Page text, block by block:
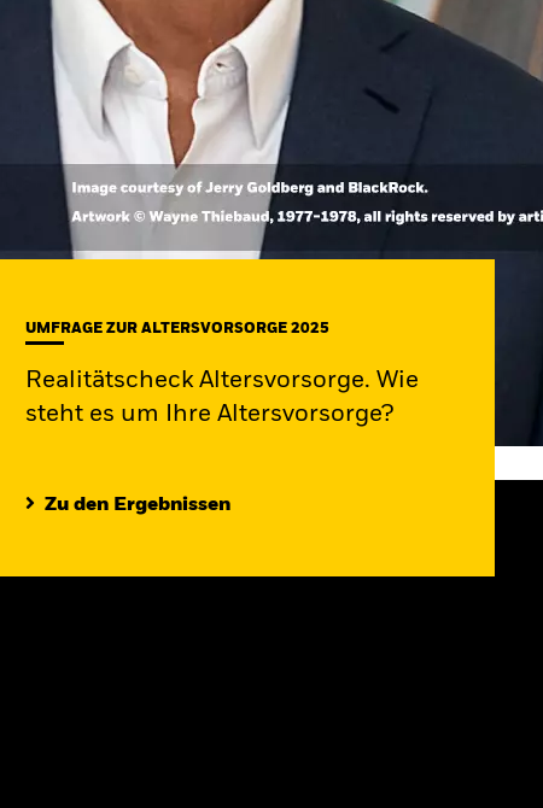
UMFRAGE ZUR ALTERSVORSORGE 2025
Realitätscheck Altersvorsorge. Wie
steht es um Ihre Altersvorsorge?
Zu den Ergebnissen